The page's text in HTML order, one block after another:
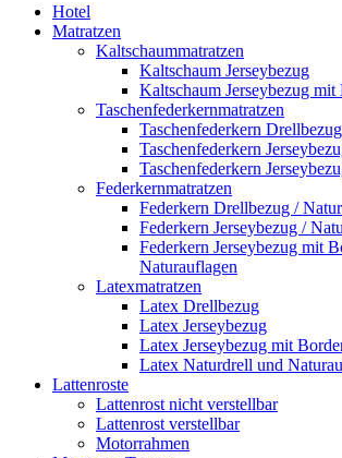
Hotel
Matratzen
Kaltschaummatratzen
Kaltschaum Jerseybezug
Kaltschaum Jerseybezug mit
Taschenfederkernmatratzen
Taschenfederkern Drellbezug
Taschenfederkern
Taschenfederkern
Federkernmatratzen
Federkern Drellbezug /
Federkern Jerseybezug /
Federkern Jerseybezug mit
Naturauflagen
Latexmatratzen
Latex Drellbezug
Latex Jerseybezug
Latex Jerseybezug mit
Latex Naturdrell und
Lattenroste
Lattenrost nicht verstellbar
Lattenrost verstellbar
Motorrahmen